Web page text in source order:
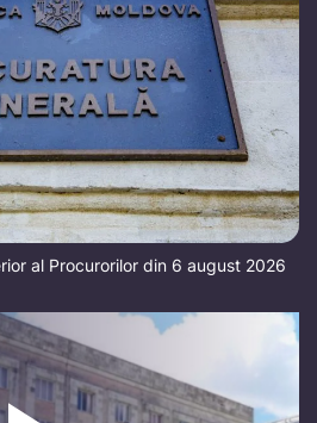
al Procurorilor din 6 august 2026